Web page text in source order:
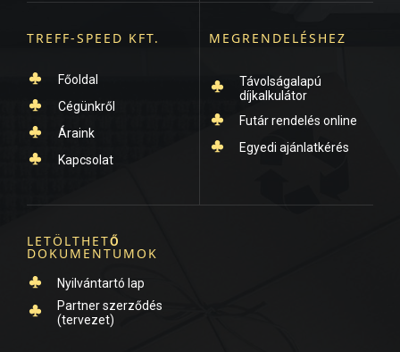
TREFF-SPEED KFT.
from the Noun Project
Főoldal
from the Noun Project
Cégünkről
from the Noun Project
Áraink
Kapcsolat
MEGRENDELÉSHEZ
Created by Icon Solid
Távolságalapú
díjkalkulátor
from the Noun Project
Futár rendelés online
Egyedi ajánlatkérés
LETÖLTHETŐ
DOKUMENTUMOK
from the Noun Project
Nyilvántartó lap
Created by Icon Solid
Partner szerződés
(tervezet)